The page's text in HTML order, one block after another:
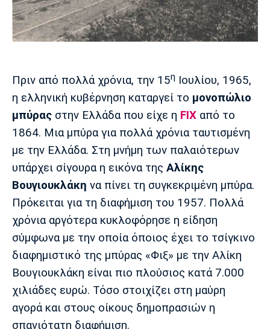
Πολιτισμός
Τραγούδια
Running
Media
Παρασκήνιο
Πρόγραμμα TV
Μπαρτσελόνα
Ρεάλ
Μαδρίτης
Ατλέτικο
Μαδρίτης
Μάντσεστερ
Γιουνάιτεντ
Τσέλσι Άρσεναλ
Λίβερπουλ
Μάντσεστερ
Γιουβέντους
Πριν από πολλά χρόνια, την 15η Ιουλίου, 1965,
η ελληνική κυβέρνηση καταργεί το μονοπώλιο
μπύρας στην Ελλάδα που είχε η FIX από το
1864. Μια μπύρα για πολλά χρόνια ταυτισμένη
με την Ελλάδα. Στη μνήμη των παλαιότερων
υπάρχει σίγουρα η εικόνα της Αλίκης
Βουγιουκλάκη να πίνει τη συγκεκριμένη μπύρα.
Πρόκειται για τη διαφήμιση του 1957. Πολλά
χρόνια αργότερα κυκλοφόρησε η είδηση
σύμφωνα με την οποία όποιος έχει το τσίγκινο
διαφημιστικό της μπύρας «Φιξ» με την Αλίκη
Βουγιουκλάκη είναι πιο πλούσιος κατά 7.000
χιλιάδες ευρώ. Τόσο στοιχίζει στη μαύρη
αγορά και στους οίκους δημοπρασιών η
σπανιότατη διαφήμιση.